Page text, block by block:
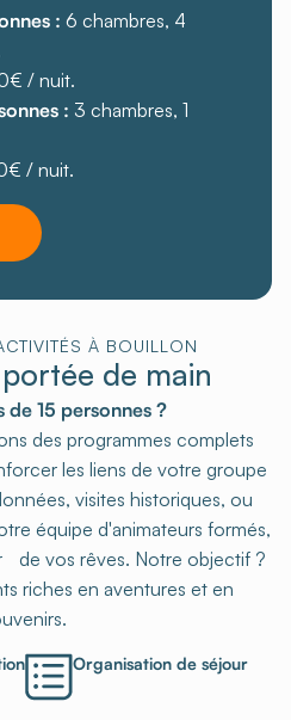
: 6 chambres, 4
/ nuit.
: 3 chambres, 1
/ nuit.
À BOUILLON
de main
de 15 personnes ?
des programmes complets
les liens de votre groupe
visites historiques, ou
équipe d'animateurs formés,
de vos rêves. Notre objectif ?
riches en aventures et en
Organisation de séjour